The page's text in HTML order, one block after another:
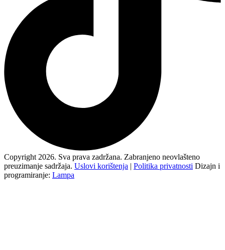
Copyright 2026. Sva prava zadržana. Zabranjeno neovlašteno
preuzimanje sadržaja. Uslovi korištenja | Politika privatnosti Dizajn i
programiranje: Lampa